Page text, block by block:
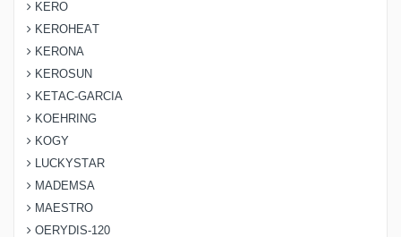
KERO
KEROHEAT
KERONA
KEROSUN
KETAC-GARCIA
KOEHRING
KOGY
LUCKYSTAR
MADEMSA
MAESTRO
OERYDIS-120